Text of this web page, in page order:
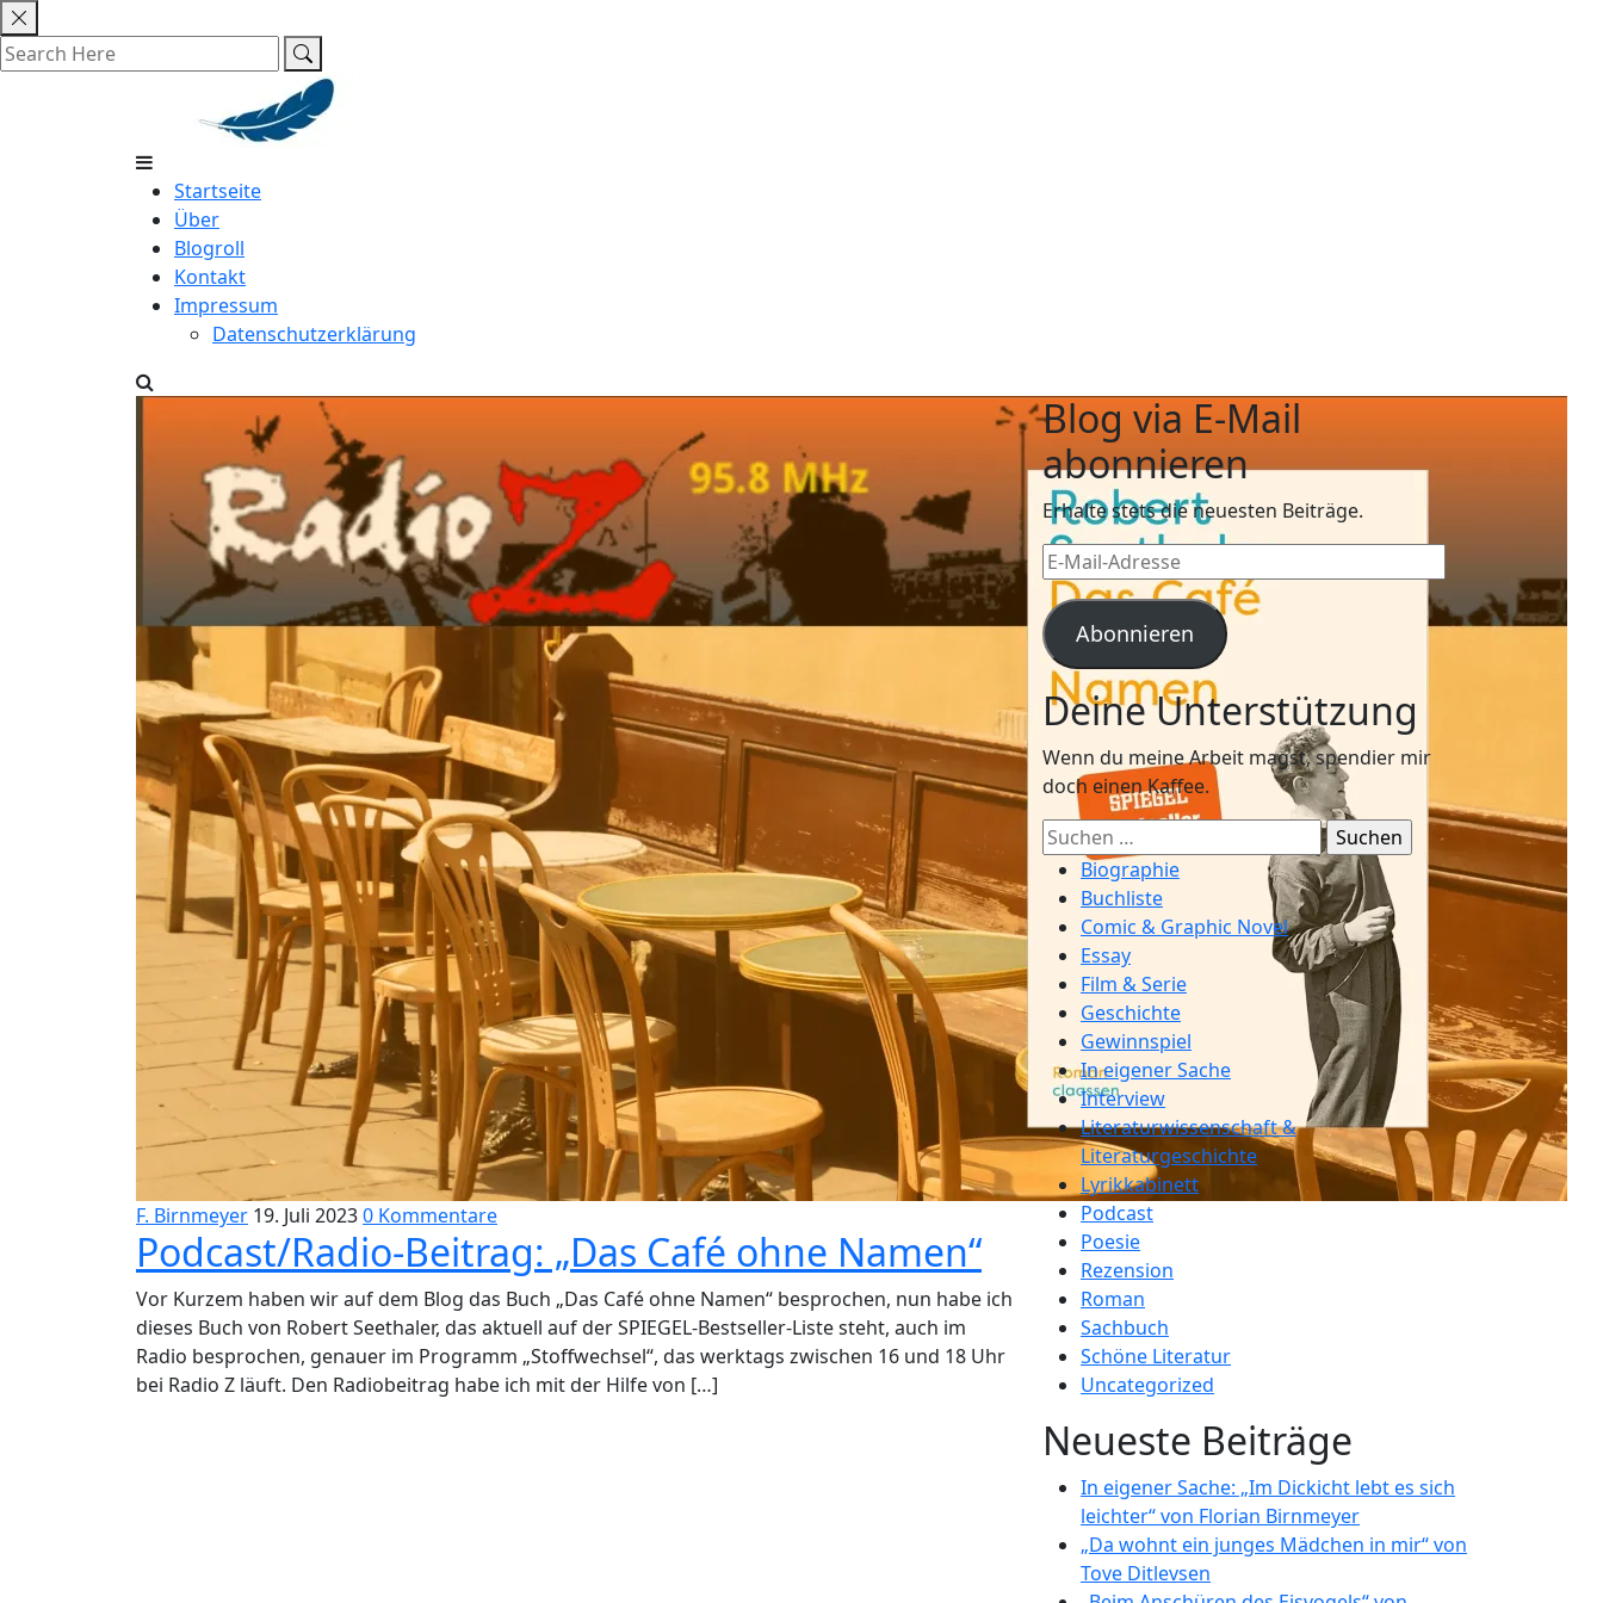
Skip
to
content
Startseite
Über
Blogroll
Kontakt
Impressum
Datenschutzerklärung
F. Birnmeyer 19. Juli 20230 Kommentare
Podcast/Radio-Beitrag: „Das Café ohne Namen“
Vor Kurzem haben wir auf dem Blog das Buch „Das Café ohne Namen“ besprochen, nun habe ich
dieses Buch von Robert Seethaler, das aktuell auf der SPIEGEL-Bestseller-Liste steht, auch im
Radio besprochen, genauer im Programm „Stoffwechsel“, das werktags zwischen 16 und 18 Uhr
bei Radio Z läuft. Den Radiobeitrag habe ich mit der Hilfe von […]
Blog via E-Mail
abonnieren
Erhalte stets die neuesten Beiträge.
E-
Mail-
Adresse
Abonnieren
Deine Unterstützung
Wenn du meine Arbeit magst, spendier mir
doch einen Kaffee.
Suchen
nach:Biographie
Buchliste
Comic & Graphic Novel
Essay
Film & Serie
Geschichte
Gewinnspiel
In eigener Sache
Interview
Literaturwissenschaft &
Literaturgeschichte
Lyrikkabinett
Podcast
Poesie
Rezension
Roman
Sachbuch
Schöne Literatur
Uncategorized
Neueste Beiträge
In eigener Sache: „Im Dickicht lebt es sich
leichter“ von Florian Birnmeyer
„Da wohnt ein junges Mädchen in mir“ von
Tove Ditlevsen